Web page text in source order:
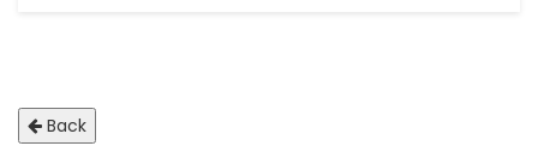
Back